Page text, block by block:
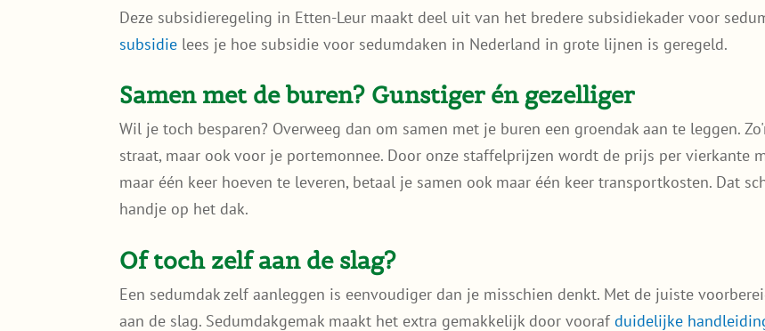
Deze subsidieregeling in Etten-Leur maakt deel uit van het bredere subsidiekader voor
subsidie lees je hoe subsidie voor sedumdaken in Nederland in grote lijnen is geregeld.
Samen met de buren? Gunstiger én gezelliger
Wil je toch besparen? Overweeg dan om samen met je buren een groendak aan te leggen.
straat, maar ook voor je portemonnee. Door onze staffelprijzen wordt de prijs per vierkante
maar één keer hoeven te leveren, betaal je samen ook maar één keer transportkosten. Dat
handje op het dak.
Of toch zelf aan de slag?
Een sedumdak zelf aanleggen is eenvoudiger dan je misschien denkt. Met de juiste
aan de slag. Sedumdakgemak maakt het extra gemakkelijk door voorafduidelijke